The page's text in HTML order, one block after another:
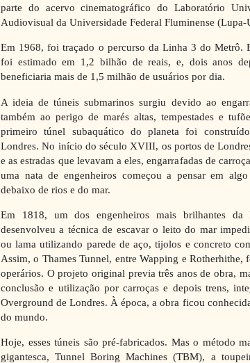
parte do acervo cinematográfico do Laboratório
Audiovisual da Universidade Federal Fluminense (Lupa-
Em 1968, foi traçado o percurso da Linha 3 do Metrô.
foi estimado em 1,2 bilhão de reais, e, dois anos
beneficiaria mais de 1,5 milhão de usuários por dia.
A ideia de túneis submarinos surgiu devido ao
também ao perigo de marés altas, tempestades e
primeiro túnel subaquático do planeta foi
Londres. No início do século XVIII, os portos de
e as estradas que levavam a eles, engarrafadas de
uma nata de engenheiros começou a pensar em
debaixo de rios e do mar.
Em 1818, um dos engenheiros mais brilhantes da
desenvolveu a técnica de escavar o leito do mar
ou lama utilizando parede de aço, tijolos e concreto
Assim, o Thames Tunnel, entre Wapping e Rotherhithe,
operários. O projeto original previa três anos de obra,
conclusão e utilização por carroças e depois trens,
Overground de Londres. À época, a obra ficou
do mundo.
Hoje, esses túneis são pré-fabricados. Mas o método
gigantesca, Tunnel Boring Machines (TBM), a